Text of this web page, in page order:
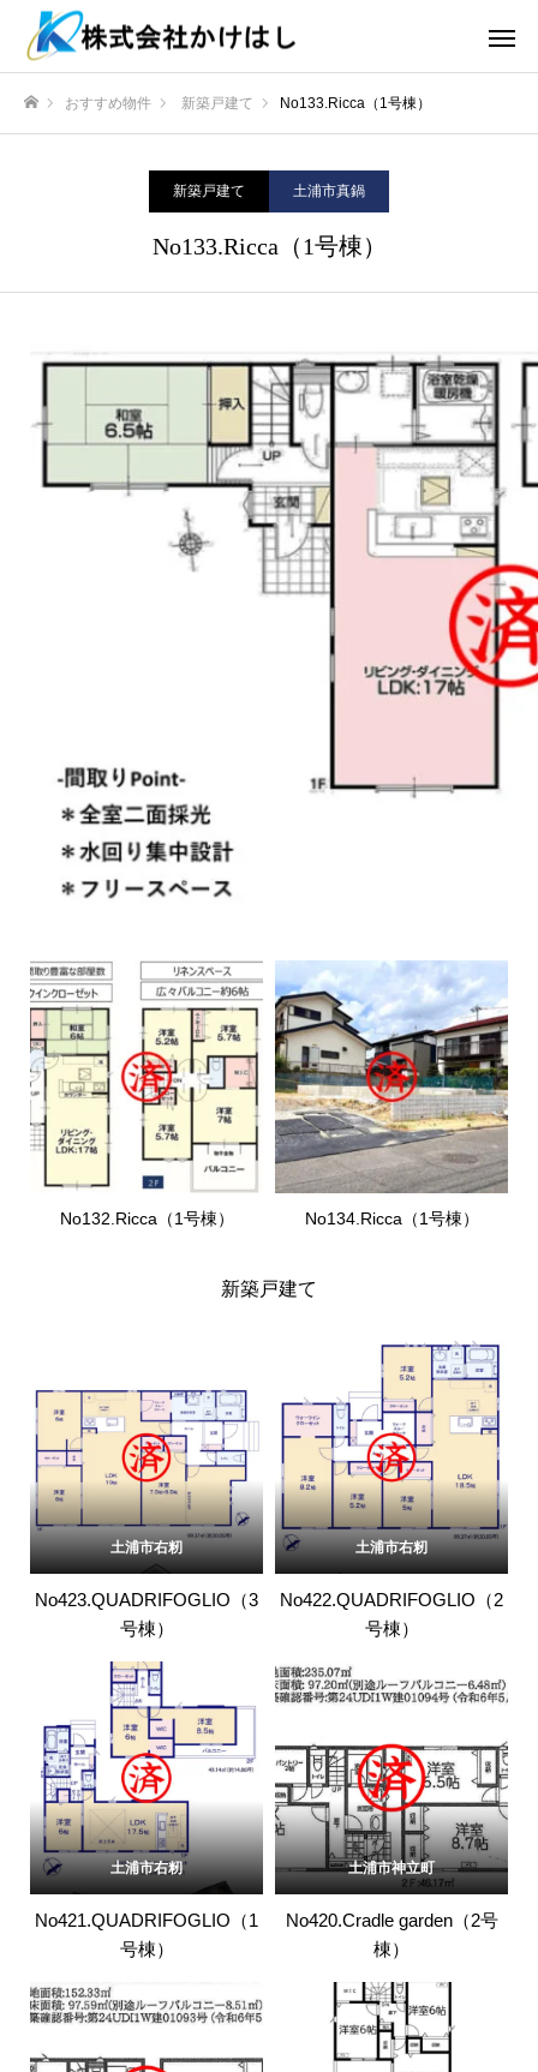
おすすめ物件 新築戸建て No133.Ricca（1号棟）
新築戸建て 土浦市真鍋
No133.Ricca（1号棟）
No132.Ricca（1号棟） No134.Ricca（1号棟）
新築戸建て
土浦市右籾
No423.QUADRIFOGLIO（3
号棟）
土浦市右籾
No422.QUADRIFOGLIO（2
号棟）
土浦市右籾
No421.QUADRIFOGLIO（1
号棟）
土浦市神立町
No420.Cradle garden（2号
棟）